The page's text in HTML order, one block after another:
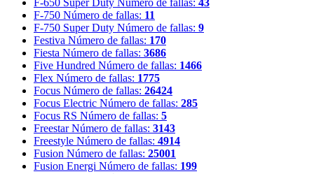
F-650 Super Duty Número de fallas: 43
F-750 Número de fallas: 11
F-750 Super Duty Número de fallas: 9
Festiva Número de fallas: 170
Fiesta Número de fallas: 3686
Five Hundred Número de fallas: 1466
Flex Número de fallas: 1775
Focus Número de fallas: 26424
Focus Electric Número de fallas: 285
Focus RS Número de fallas: 5
Freestar Número de fallas: 3143
Freestyle Número de fallas: 4914
Fusion Número de fallas: 25001
Fusion Energi Número de fallas: 199